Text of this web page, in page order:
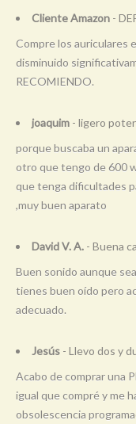
Cliente Amazon -
Compre los auriculares
disminuido
RECOMIENDO.
joaquim - ligero
porque buscaba un
otro que tengo de 600
que tenga dificultades
,muy buen aparato
David V. A. - Buena
Buen sonido aunque
tienes buen oído pero
adecuado.
Jesús - Llevo dos y
Acabo de comprar una
igual que compré y me
obsolescencia